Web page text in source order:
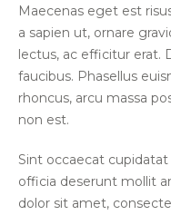
Maecenas eget est
a sapien ut, ornare
lectus, ac efficitur erat.
faucibus. Phasellus
rhoncus, arcu massa
non est.
Sint occaecat
officia deserunt mollit
dolor sit amet,